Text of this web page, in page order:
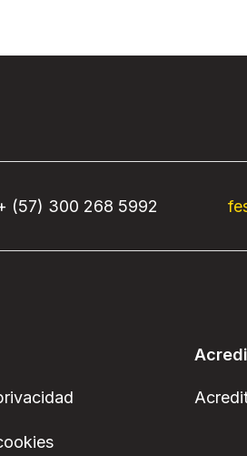
(57) 300 268 5992